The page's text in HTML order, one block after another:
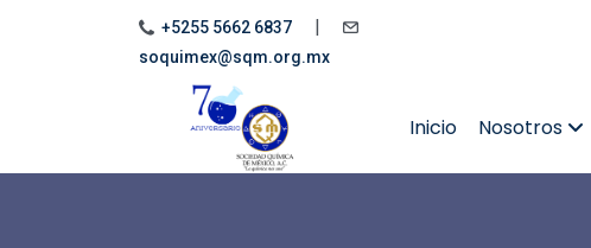
+5255 5662 6837 |
soquimex@sqm.org.mx
Inicio Nosotros